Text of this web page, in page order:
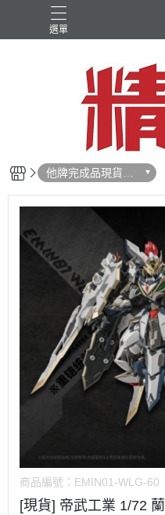
選單
他牌完成品現貨專
區
商品編號： EMIN01-WLG-60
[現貨] 帝武工業 1/72